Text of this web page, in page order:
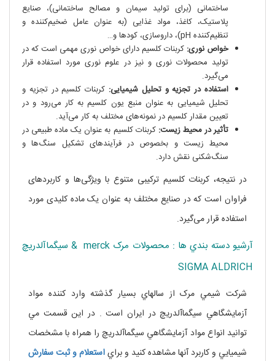
ساختمانی (برای تولید سیمان و مصالح ساختمانی)، صنایع
پلاستیک، کاغذ، مواد غذایی (به عنوان عامل ضخیم‌کننده و
تنظیم‌کننده pH)، داروسازی، کودها و…
خواص نوری: کربنات کلسیم دارای خواص نوری مهمی است که در
تولید محصولات نوری و نیز در علوم نوری مورد استفاده قرار
می‌گیرد.
استفاده در تجزیه و تحلیل شیمیایی: کربنات کلسیم در تجزیه و
تحلیل شیمیایی به عنوان منبع یون کلسیم به کار می‌رود و در
تعیین مقدار کلسیم در نمونه‌های مختلف به کار می‌آید.
تأثیر در محیط زیست: کربنات کلسیم به عنوان یک ماده طبیعی در
محیط زیست و بخصوص در فرآیندهای تشکیل سنگ‌ها و
سنگ‌شکنی نقش دارد.
در نتیجه، کربنات کلسیم ترکیبی متنوع با ویژگی‌ها و کاربردهای
فراوان است که در صنایع مختلف به عنوان یک ماده کلیدی مورد
استفاده قرار می‌گیرد.
آرشيو دسته بندي ها : محصولات مرک merck & سيگماآلدريچ
SIGMA ALDRICH
شرکت شيمي مرک از سالهاي بسيار گذشته وارد کننده مواد
آزمايشگاهي سيگماآلدريچ در ايران است . در اين قسمت مي
توانيد انواع مواد آزمايشگاهي سيگماآلدريچ را همراه با مشخصات
شيميايي و کاربرد آنها مشاهده کنيد و براياستعلام و ثبت سفارش